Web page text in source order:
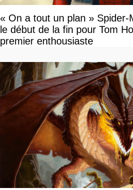
« On a tout un plan »
le début de la fin pour Tom
premier enthousiaste